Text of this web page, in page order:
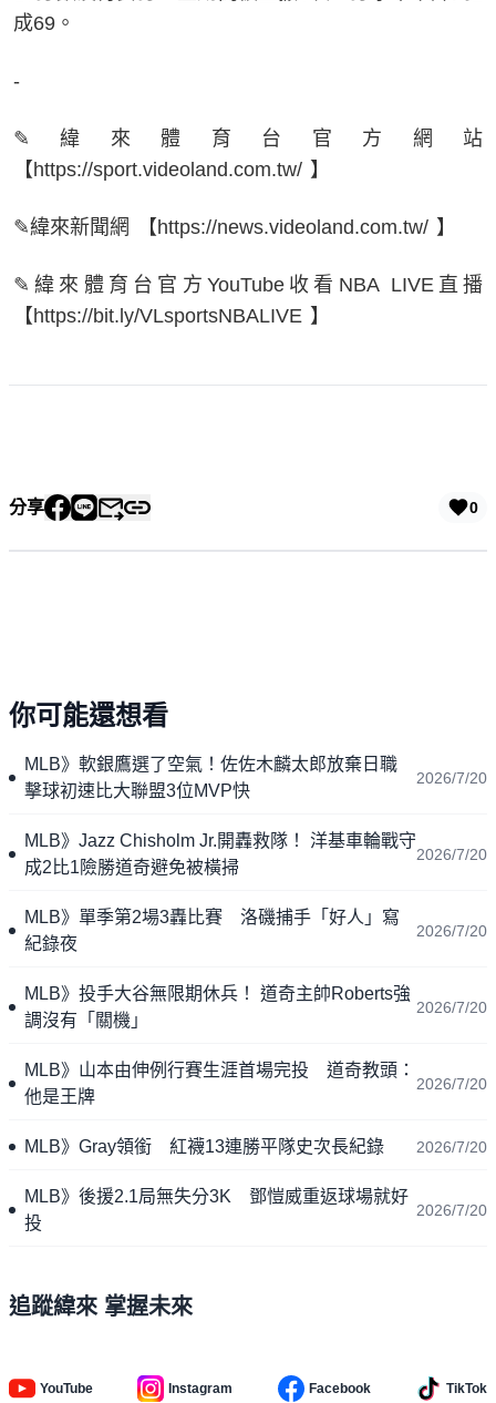
成69。
-
✎緯來體育台官方網站
【https://sport.videoland.com.tw/ 】
✎緯來新聞網 【https://news.videoland.com.tw/ 】
✎緯來體育台官方YouTube收看NBA LIVE直播
【https://bit.ly/VLsportsNBALIVE 】
分享 0
你可能還想看
MLB》軟銀鷹選了空氣！佐佐木麟太郎放棄日職
擊球初速比大聯盟3位MVP快
2026/7/20
MLB》Jazz Chisholm Jr.開轟救隊！ 洋基車輪戰守
成2比1險勝道奇避免被橫掃
2026/7/20
MLB》單季第2場3轟比賽 洛磯捕手「好人」寫
紀錄夜
2026/7/20
MLB》投手大谷無限期休兵！ 道奇主帥Roberts強
調沒有「關機」
2026/7/20
MLB》山本由伸例行賽生涯首場完投 道奇教頭：
他是王牌
2026/7/20
MLB》Gray領銜 紅襪13連勝平隊史次長紀錄 2026/7/20
MLB》後援2.1局無失分3K 鄧愷威重返球場就好
投
2026/7/20
追蹤緯來 掌握未來
YouTube Instagram Facebook TikTok